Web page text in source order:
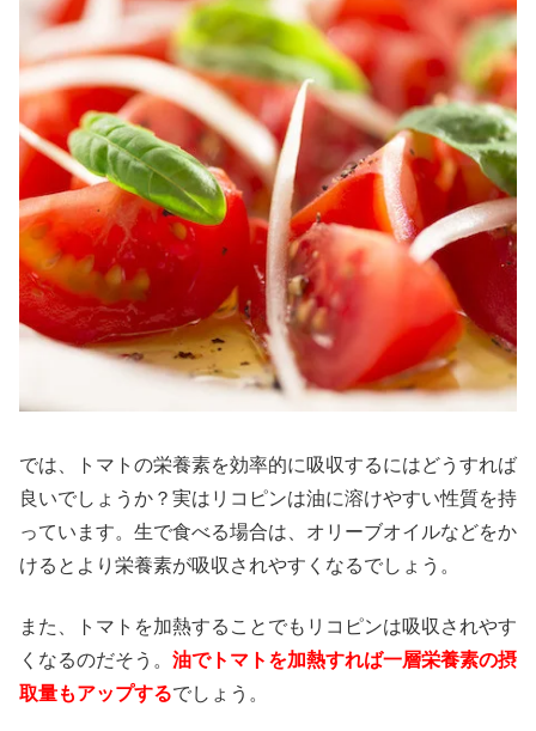
では、トマトの栄養素を効率的に吸収するにはどうすれば
良いでしょうか？実はリコピンは油に溶けやすい性質を持
っています。生で食べる場合は、オリーブオイルなどをか
けるとより栄養素が吸収されやすくなるでしょう。
また、トマトを加熱することでもリコピンは吸収されやす
くなるのだそう。 油でトマトを加熱すれば一層栄養素の摂
取量もアップするでしょう。